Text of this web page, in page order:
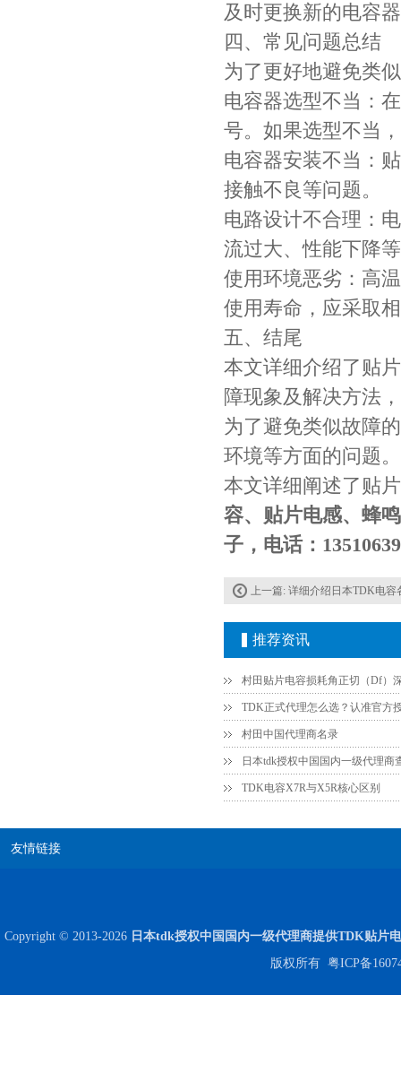
及时更换新的电容
四、常见问题总结
为了更好地避免类
电容器选型不当：
号。如果选型不当
电容器安装不当：
接触不良等问题。
电路设计不合理：
流过大、性能下降
使用环境恶劣：高
使用寿命，应采取
五、结尾
本文详细介绍了贴
障现象及解决方法
为了避免类似故障
环境等方面的问题
本文详细阐述了贴
容、贴片电感、蜂
子，电话：
上一篇: 详细介绍日本TDK电容
推荐资讯
村田中国代理商名录
日本tdk授权中国国内一级代理商
TDK电容X7R与X5R核心区别
友情链接
Copyright © 2013-2026 日本tdk授权中国国内一级代理商提供TDK贴片
版权所有 粤ICP备